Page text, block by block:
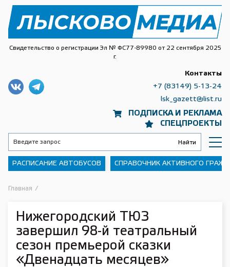
Свидетельство о регистрации Эл № ФС77-89980 от 22 сентября 2025
г.
ПОДПИСКА И РЕКЛАМА
СПЕЦПРОЕКТЫ
Контакты
+7 (83149) 5-13-24
lsk_gazett@list.ru
РАСПИСАНИЕ АВТОБУСОВ СПРАВОЧНИК АКТИВНОГО
Главная /
Нижегородский ТЮЗ
завершил 98-й театральный
сезон премьерой сказки
«Двенадцать месяцев»